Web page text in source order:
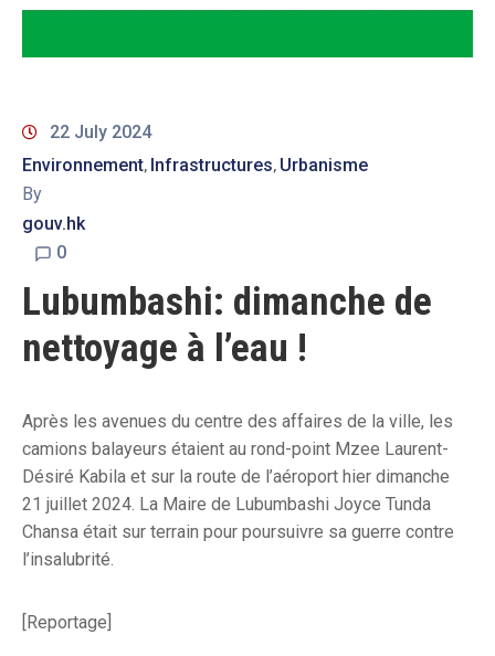
22 July 2024
Environnement‚ Infrastructures‚ Urbanisme
By
gouv.hk
0
Lubumbashi: dimanche de
nettoyage à l’eau !
Après les avenues du centre des affaires de la ville, les
camions balayeurs étaient au rond-point Mzee Laurent-
Désiré Kabila et sur la route de l’aéroport hier dimanche
21 juillet 2024. La Maire de Lubumbashi Joyce Tunda
Chansa était sur terrain pour poursuivre sa guerre contre
l’insalubrité.
[Reportage]